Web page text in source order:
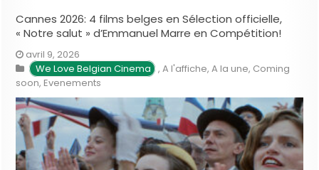
Cannes 2026: 4 films belges en Sélection officielle,
« Notre salut » d’Emmanuel Marre en Compétition!
avril 9, 2026
We Love Belgian Cinema ,A l'affiche,A la une, Coming
soon, Evenements